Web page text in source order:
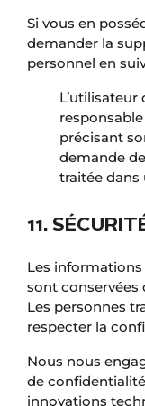
Si vous en
demander la
personnel en
précisant
demande
traitée dans
11.
Les
sont conservées
Les personnes
respecter la
Nous nous
de
innovations